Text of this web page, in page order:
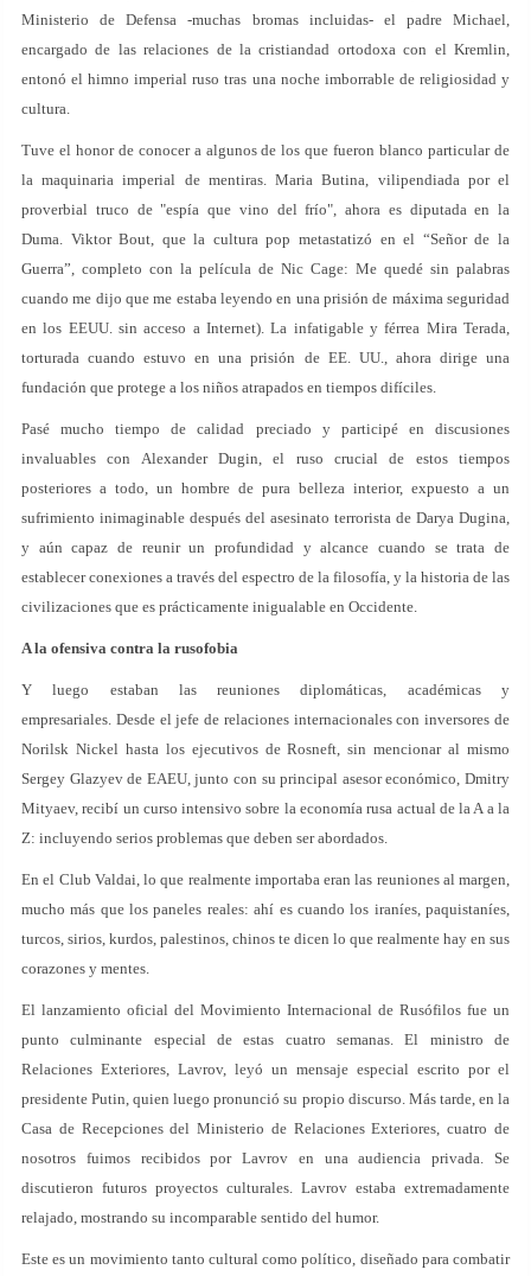
Ministerio de Defensa -muchas bromas incluidas- el padre Michael,
encargado de las relaciones de la cristiandad ortodoxa con el Kremlin,
entonó el himno imperial ruso tras una noche imborrable de religiosidad y
cultura.
Tuve el honor de conocer a algunos de los que fueron blanco particular de
la maquinaria imperial de mentiras. Maria Butina, vilipendiada por el
proverbial truco de "espía que vino del frío", ahora es diputada en la
Duma. Viktor Bout, que la cultura pop metastatizó en el “Señor de la
Guerra”, completo con la película de Nic Cage: Me quedé sin palabras
cuando me dijo que me estaba leyendo en una prisión de máxima seguridad
en los EEUU. sin acceso a Internet). La infatigable y férrea Mira Terada,
torturada cuando estuvo en una prisión de EE. UU., ahora dirige una
fundación que protege a los niños atrapados en tiempos difíciles.
Pasé mucho tiempo de calidad preciado y participé en discusiones
invaluables con Alexander Dugin, el ruso crucial de estos tiempos
posteriores a todo, un hombre de pura belleza interior, expuesto a un
sufrimiento inimaginable después del asesinato terrorista de Darya Dugina,
y aún capaz de reunir un profundidad y alcance cuando se trata de
establecer conexiones a través del espectro de la filosofía, y la historia de las
civilizaciones que es prácticamente inigualable en Occidente.
A la ofensiva contra la rusofobia
Y luego estaban las reuniones diplomáticas, académicas y
empresariales. Desde el jefe de relaciones internacionales con inversores de
Norilsk Nickel hasta los ejecutivos de Rosneft, sin mencionar al mismo
Sergey Glazyev de EAEU, junto con su principal asesor económico, Dmitry
Mityaev, recibí un curso intensivo sobre la economía rusa actual de la A a la
Z: incluyendo serios problemas que deben ser abordados.
En el Club Valdai, lo que realmente importaba eran las reuniones al margen,
mucho más que los paneles reales: ahí es cuando los iraníes, paquistaníes,
turcos, sirios, kurdos, palestinos, chinos te dicen lo que realmente hay en sus
corazones y mentes.
El lanzamiento oficial del Movimiento Internacional de Rusófilos fue un
punto culminante especial de estas cuatro semanas. El ministro de
Relaciones Exteriores, Lavrov, leyó un mensaje especial escrito por el
presidente Putin, quien luego pronunció su propio discurso. Más tarde, en la
Casa de Recepciones del Ministerio de Relaciones Exteriores, cuatro de
nosotros fuimos recibidos por Lavrov en una audiencia privada. Se
discutieron futuros proyectos culturales. Lavrov estaba extremadamente
relajado, mostrando su incomparable sentido del humor.
Este es un movimiento tanto cultural como político, diseñado para combatir